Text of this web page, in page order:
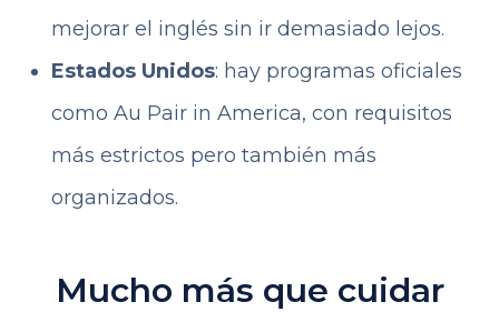
mejorar el inglés sin ir demasiado lejos.
Estados Unidos: hay programas oficiales
como Au Pair in America, con requisitos
más estrictos pero también más
organizados.
Mucho más que cuidar